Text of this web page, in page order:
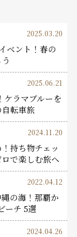
2025.03.20
ベント！春の
2025.06.21
ケラマブルーを
転車旅
2024.11.20
持ち物チェッ
で楽しむ旅へ
2022.04.12
の海！那覇か
ーチ 5選
2024.04.26